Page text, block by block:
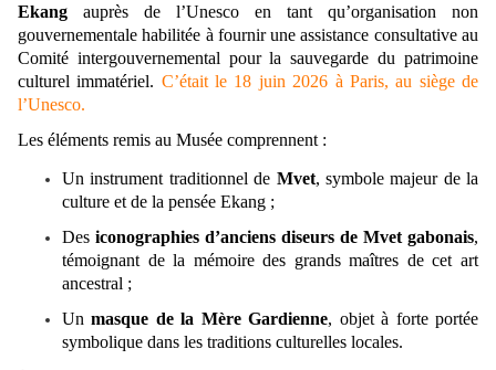
Ekang auprès de l’Unesco en tant qu’organisation non
gouvernementale habilitée à fournir une assistance consultative au
Comité intergouvernemental pour la sauvegarde du patrimoine
culturel immatériel. C’était le 18 juin 2026 à Paris, au siège de
l’Unesco.
Les éléments remis au Musée comprennent :
Un instrument traditionnel de Mvet, symbole majeur de la
culture et de la pensée Ekang ;
Des iconographies d’anciens diseurs de Mvet gabonais,
témoignant de la mémoire des grands maîtres de cet art
ancestral ;
Unmasque de la Mère Gardienne, objet à forte portée
symbolique dans les traditions culturelles locales.